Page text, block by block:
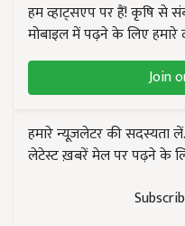
हम व्हाट्सएप पर हैं! कृषि से
मोबाइल में पढ़ने के लिए हमारे
Join
हमारे न्यूज़लेटर की सदस्यता
लेटेस्ट ख़बरें मेल पर पढ़ने के